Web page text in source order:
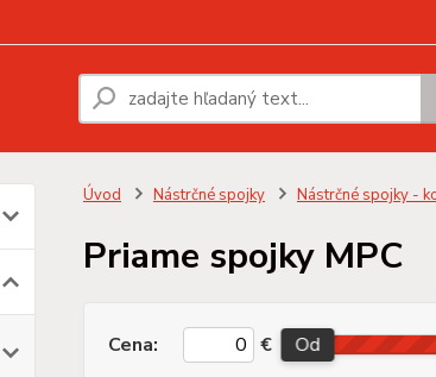
Úvod Nástrčné spojky Nástrčné spojky -
Priame spojky MPC
Cena: € Od